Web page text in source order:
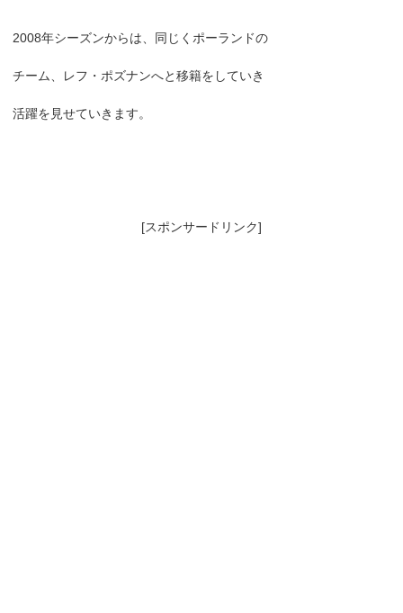
2008年シーズンからは、同じくポーランドの
チーム、レフ・ポズナンへと移籍をしていき
活躍を見せていきます。
[スポンサードリンク]